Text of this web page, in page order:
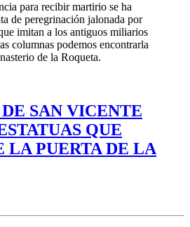
para recibir martirio se ha
de peregrinación jalonada por
imitan a los antiguos miliarios
columnas podemos encontrarla
de la Roqueta.
SAN VICENTE
QUE
LA PUERTA DE LA